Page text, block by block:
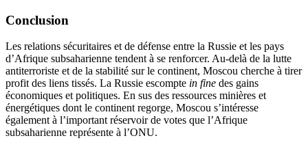
Conclusion
Les relations sécuritaires et de défense entre la Russie et les pays
d’Afrique subsaharienne tendent à se renforcer. Au-delà de la lutte
antiterroriste et de la stabilité sur le continent, Moscou cherche à tirer
profit des liens tissés. La Russie escompte in fine des gains
économiques et politiques. En sus des ressources minières et
énergétiques dont le continent regorge, Moscou s’intéresse
également à l’important réservoir de votes que l’Afrique
subsaharienne représente à l’ONU.